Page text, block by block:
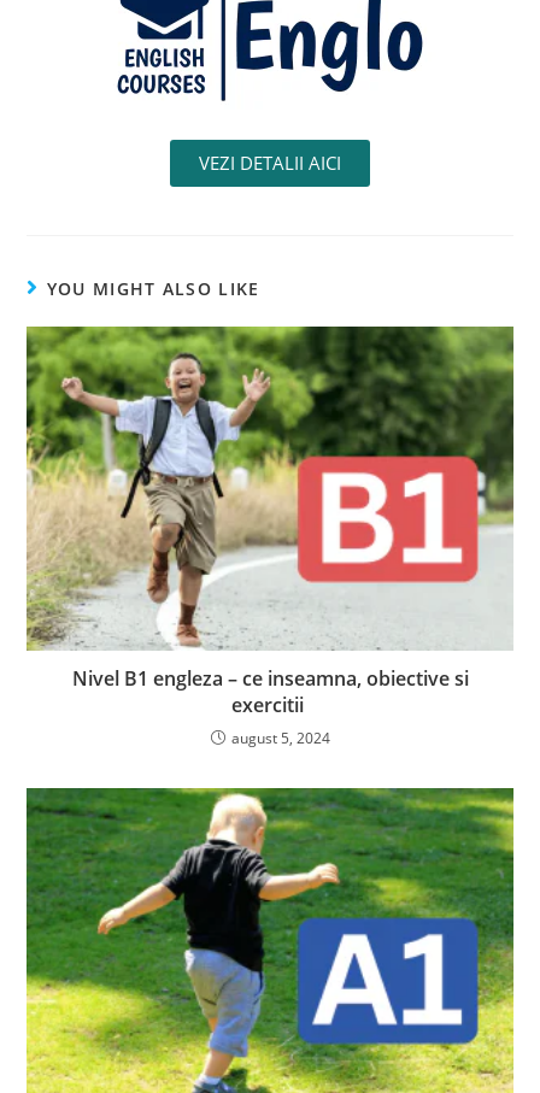
VEZI DETALII AICI
YOU MIGHT ALSO LIKE
Nivel B1 engleza – ce inseamna, obiective si
exercitii
august 5, 2024